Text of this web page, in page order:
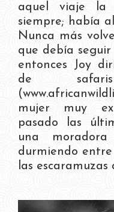
aquel viaje la
siempre; había
Nunca más
que debía
entonces Joy
de
mujer muy
pasado las
una
durmiendo
las escaramuzas